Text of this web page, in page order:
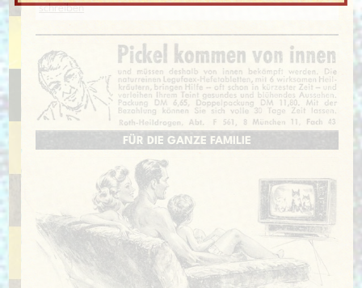
schreiben
FÜR DIE GANZE FAMILIE